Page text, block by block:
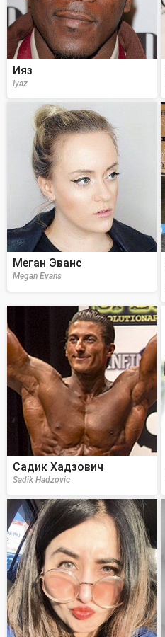
Ияз
Iyaz
Меган Эванс
Megan Evans
Садик Хадзович
Sadik Hadzovic